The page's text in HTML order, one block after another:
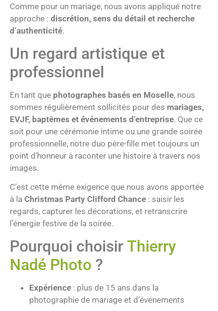
Comme pour un mariage, nous avons appliqué notre
approche : discrétion, sens du détail et recherche
d’authenticité.
Un regard artistique et
professionnel
En tant que photographes basés en Moselle, nous
sommes régulièrement sollicités pour des mariages,
EVJF, baptêmes et événements d’entreprise. Que ce
soit pour une cérémonie intime ou une grande soirée
professionnelle, notre duo père-fille met toujours un
point d’honneur à raconter une histoire à travers nos
images.
C’est cette même exigence que nous avons apportée
à la Christmas Party Clifford Chance : saisir les
regards, capturer les décorations, et retranscrire
l’énergie festive de la soirée.
Pourquoi choisir Thierry
Nadé Photo ?
Expérience : plus de 15 ans dans la
photographie de mariage et d’événements